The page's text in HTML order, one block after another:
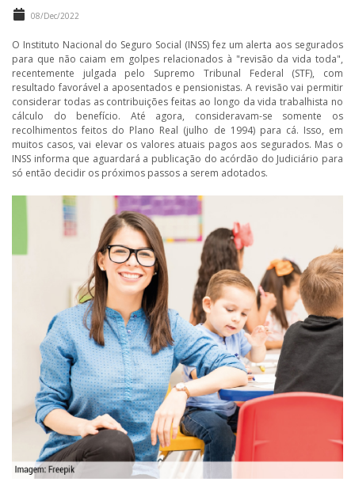
08/Dec/2022
O Instituto Nacional do Seguro Social (INSS) fez um alerta aos segurados
para que não caiam em golpes relacionados à "revisão da vida toda",
recentemente julgada pelo Supremo Tribunal Federal (STF), com
resultado favorável a aposentados e pensionistas. A revisão vai permitir
considerar todas as contribuições feitas ao longo da vida trabalhista no
cálculo do benefício. Até agora, consideravam-se somente os
recolhimentos feitos do Plano Real (julho de 1994) para cá. Isso, em
muitos casos, vai elevar os valores atuais pagos aos segurados. Mas o
INSS informa que aguardará a publicação do acórdão do Judiciário para
só então decidir os próximos passos a serem adotados.